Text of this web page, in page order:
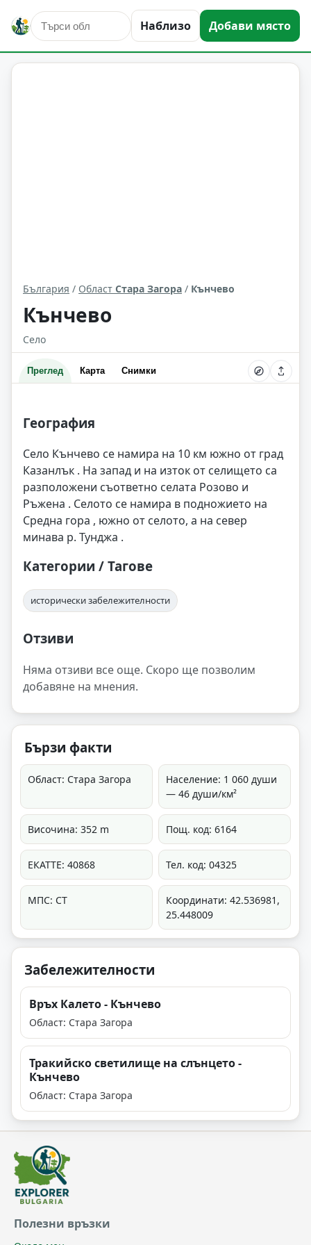
Наблизо Добави място
Кънчево Област: Стара Загора
България / Област Стара Загора / Кънчево
Кънчево
Село
Преглед Карта Снимки
География
Село Кънчево се намира на 10 км южно от град
Казанлък . На запад и на изток от селището са
разположени съответно селата Розово и
Ръжена . Селото се намира в подножието на
Средна гора , южно от селото, а на север
минава р. Тунджа .
Категории / Тагове
исторически забележителности
Отзиви
Няма отзиви все още. Скоро ще позволим
добавяне на мнения.
Бързи факти
Област: Стара Загора
Население: 1 060 души
— 46 души/км²
Височина: 352 m Пощ. код: 6164
ЕКАТТЕ: 40868 Тел. код: 04325
МПС: СТ
Координати: 42.536981,
25.448009
Забележителности
Връх Калето - Кънчево
Област: Стара Загора
Тракийско светилище на слънцето -
Кънчево
Област: Стара Загора
Полезни връзки